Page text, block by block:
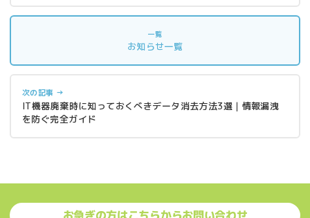
一覧
お知らせ一覧
次の記事 →
IT機器廃棄時に知っておくべきデータ消去方法3選｜情報漏洩
を防ぐ完全ガイド